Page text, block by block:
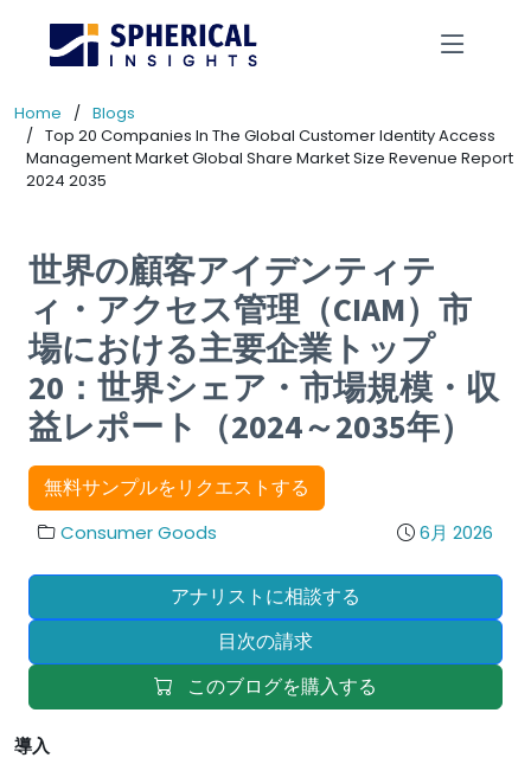
Home
Blogs
Top 20 Companies In The Global Customer Identity Access
Management Market Global Share Market Size Revenue Report
2024 2035
世界の顧客アイデンティテ
ィ・アクセス管理（CIAM）市
場における主要企業トップ
20：世界シェア・市場規模・収
益レポート（2024～2035年）
無料サンプルをリクエストする
Consumer Goods 6月 2026
アナリストに相談する
目次の請求
このブログを購入する
導入